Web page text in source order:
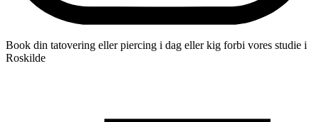
Book din tatovering eller piercing i dag eller kig forbi vores studie i
Roskilde